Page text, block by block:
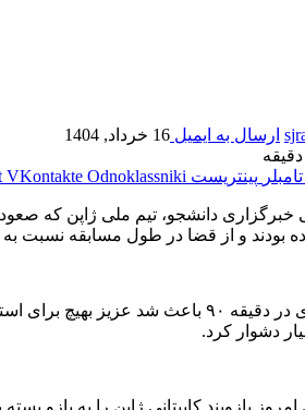
ارسال به ایمیل 16 خرداد, 1404
تامبلر پینتریست VKontakte Odnoklassniki
بودند و از قضا در طول مسابقه نسبت به
دشوار کرد.
امروز بازوبند کاپیتانی ژاپن را به بازو